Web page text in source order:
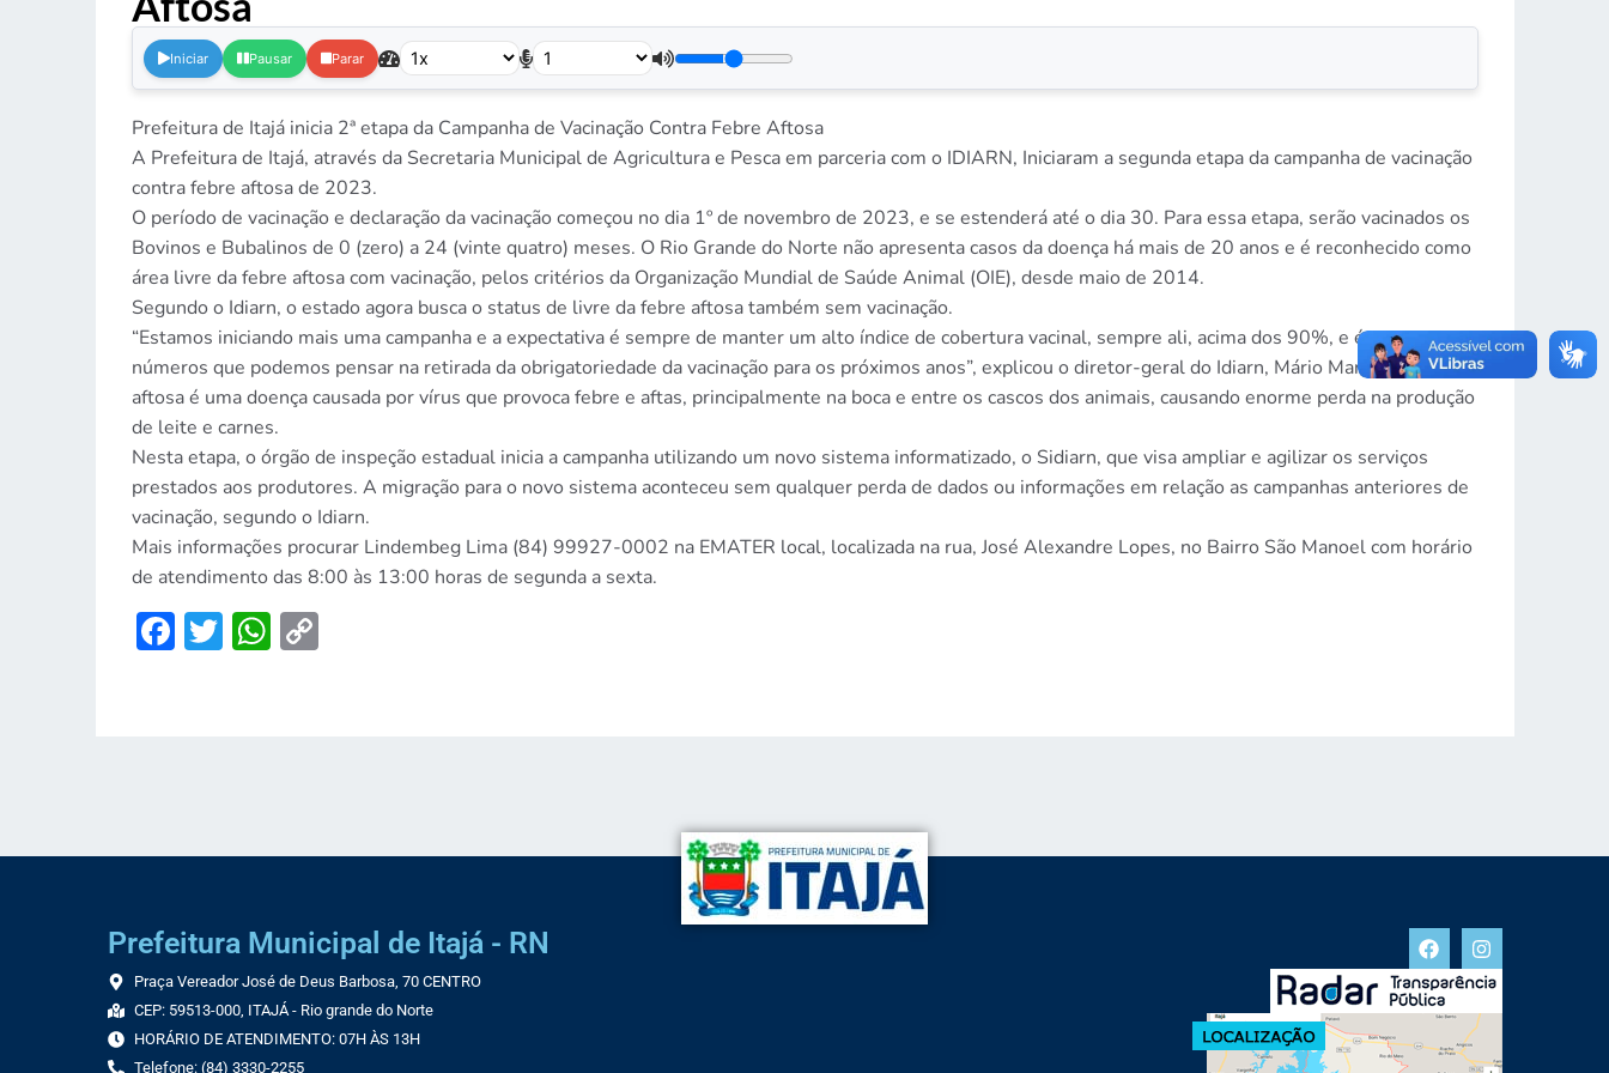
Iniciar Pausar Parar
Prefeitura de Itajá inicia 2ª etapa da Campanha de Vacinação Contra Febre Aftosa
A Prefeitura de Itajá, através da Secretaria Municipal de Agricultura e Pesca em parceria com o IDIARN, Iniciaram a segunda etapa da campanha de vacinação
contra febre aftosa de 2023.
O período de vacinação e declaração da vacinação começou no dia 1º de novembro de 2023, e se estenderá até o dia 30. Para essa etapa, serão vacinados os
Bovinos e Bubalinos de 0 (zero) a 24 (vinte quatro) meses. O Rio Grande do Norte não apresenta casos da doença há mais de 20 anos e é reconhecido como
área livre da febre aftosa com vacinação, pelos critérios da Organização Mundial de Saúde Animal (OIE), desde maio de 2014.
Segundo o Idiarn, o estado agora busca o status de livre da febre aftosa também sem vacinação.
“Estamos iniciando mais uma campanha e a expectativa é sempre de manter um alto índice de cobertura vacinal, sempre ali, acima dos 90%, e é com esses
números que podemos pensar na retirada da obrigatoriedade da vacinação para os próximos anos”, explicou o diretor-geral do Idiarn, Mário Manso. A febre
aftosa é uma doença causada por vírus que provoca febre e aftas, principalmente na boca e entre os cascos dos animais, causando enorme perda na produção
de leite e carnes.
Nesta etapa, o órgão de inspeção estadual inicia a campanha utilizando um novo sistema informatizado, o Sidiarn, que visa ampliar e agilizar os serviços
prestados aos produtores. A migração para o novo sistema aconteceu sem qualquer perda de dados ou informações em relação as campanhas anteriores de
vacinação, segundo o Idiarn.
Mais informações procurar Lindembeg Lima (84) 99927-0002 na EMATER local, localizada na rua, José Alexandre Lopes, no Bairro São Manoel com horário
de atendimento das 8:00 às 13:00 horas de segunda a sexta.
Facebook
TwitterWhatsApp
Copy
Prefeitura Municipal de Itajá - RN
Praça Vereador José de Deus Barbosa, 70 CENTRO
CEP: 59513-000, ITAJÁ - Rio grande do Norte
HORÁRIO DE ATENDIMENTO: 07H ÀS 13H
Telefone: (84) 3330-2255